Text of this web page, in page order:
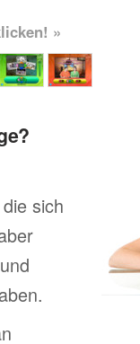
»
sich